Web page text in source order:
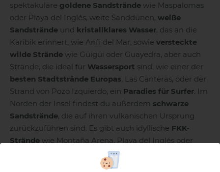
spektakuläre goldene Sandstrände wie Maspalomas
oder Playa del Inglés, weite Sanddünen, weiße
Sandstrände und kristallklares Wasser, das an die
Karibik erinnert, wie Anfi del Mar, sowie versteckte
wilde Strände wie Güigüi oder Guayedra, aber auch
Strände, die ideal für Wassersport sind, wie einer der
besten Stadtstrände Europas, Las Canteras, oder der
Strand von Pozo Izquierdo, ein Paradies für Surfer. Im
Norden der Insel findest du außerdem schwarze
Sandstrände, die auf ihren vulkanischen Ursprung
zurückzuführen sind. Es gibt auch idyllische FKK-
Strände wie Montaña Arena, Playa del Inglés oder
Playa de Tiritaña. Verpasse nicht die
, um mit deinen Liebsten zu